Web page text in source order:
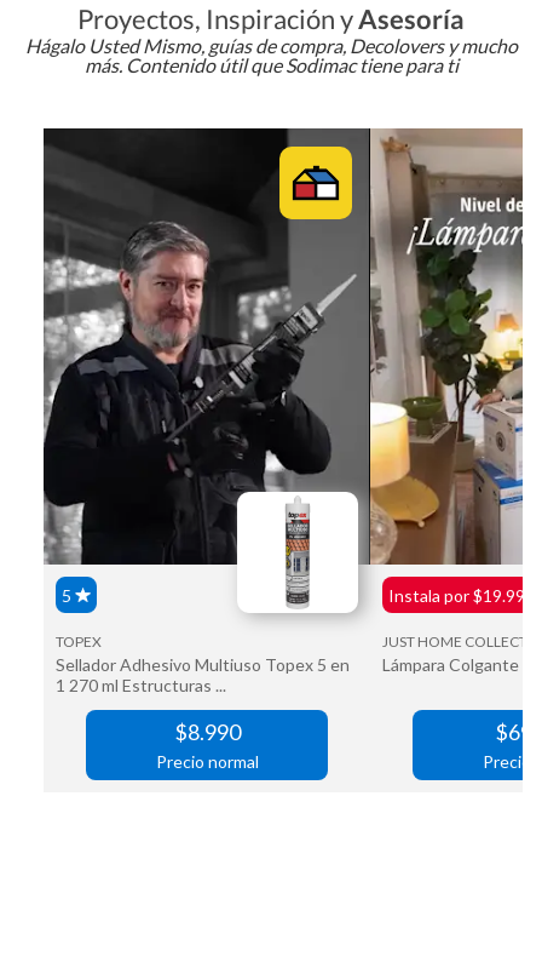
Proyectos, Inspiración yAsesoría
Hágalo Usted Mismo, guías de compra, Decolovers y mucho
más. Contenido útil que Sodimac tiene para ti